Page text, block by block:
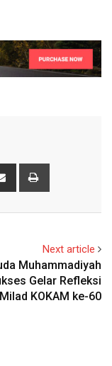
Share
Next article
Muhammadiyah
Gelar Refleksi
Milad KOKAM ke-60